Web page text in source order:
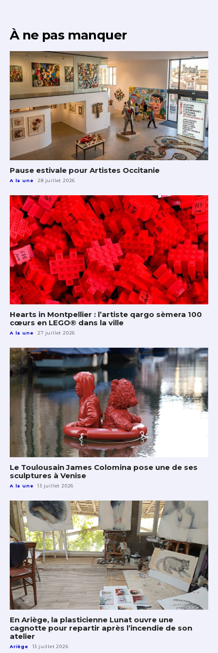
À ne pas manquer
Pause estivale pour Artistes Occitanie
A la une 28 juillet 2026
Hearts in Montpellier : l’artiste qargo sèmera 100
cœurs en LEGO® dans la ville
A la une 27 juillet 2026
Le Toulousain James Colomina pose une de ses
sculptures à Venise
A la une 13 juillet 2026
En Ariège, la plasticienne Lunat ouvre une
cagnotte pour repartir après l’incendie de son
atelier
Ariège 13 juillet 2026